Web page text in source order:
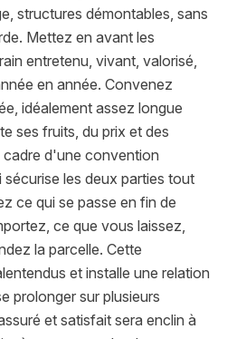
structures démontables, sans
Mettez en avant les
entretenu, vivant, valorisé,
en année. Convenez
idéalement assez longue
ses fruits, du prix et des
cadre d'une convention
les deux parties tout
ce qui se passe en fin de
ce que vous laissez,
la parcelle. Cette
et installe une relation
prolonger sur plusieurs
et satisfait sera enclin à